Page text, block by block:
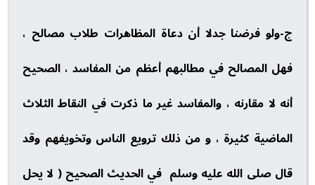
ج-ولو فرضنا جدلا أن دعاة المظاهرات طلاب مصالح ،
فهل المصالح في مطالبهم أعظم من المفاسد ، الصحيح
أنه لا مقارنه ، والمفاسد غير ما ذكرت في النقاط الثلاث
الماضية كثيرة ، و من ذلك ترويع الناس وتخويفهم وقد
قال صلى الله عليه وسلم في الحديث الصحيح ( لا يحل